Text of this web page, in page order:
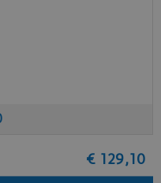
€ 129,10